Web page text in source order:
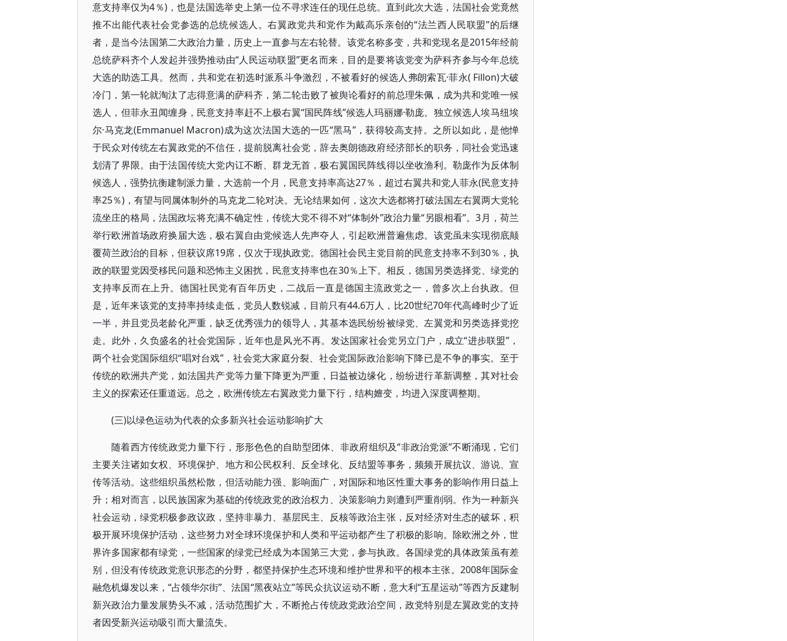
意支持率仅为4％)，也是法国选举史上第一位不寻求连任的现任总统。直到此次大选，法国社会党竟然
推不出能代表社会党参选的总统候选人。右翼政党共和党作为戴高乐亲创的“法兰西人民联盟”的后继
者，是当今法国第二大政治力量，历史上一直参与左右轮替。该党名称多变，共和党现名是2015年经前
总统萨科齐个人发起并强势推动由“人民运动联盟”更名而来，目的是要将该党变为萨科齐参与今年总统
大选的助选工具。然而，共和党在初选时派系斗争激烈，不被看好的候选人弗朗索瓦·菲永( Fillon)大破
冷门，第一轮就淘汰了志得意满的萨科齐，第二轮击败了被舆论看好的前总理朱佩，成为共和党唯一候
选人，但菲永丑闻缠身，民意支持率赶不上极右翼“国民阵线”候选人玛丽娜·勒庞。独立候选人埃马纽埃
尔·马克龙(Emmanuel Macron)成为这次法国大选的一匹“黑马”，获得较高支持。之所以如此，是他惮
于民众对传统左右翼政党的不信任，提前脱离社会党，辞去奥朗德政府经济部长的职务，同社会党迅速
划清了界限。由于法国传统大党内讧不断、群龙无首，极右翼国民阵线得以坐收渔利。勒庞作为反体制
候选人，强势抗衡建制派力量，大选前一个月，民意支持率高达27％，超过右翼共和党人菲永(民意支持
率25％)，有望与同属体制外的马克龙二轮对决。无论结果如何，这次大选都将打破法国左右翼两大党轮
流坐庄的格局，法国政坛将充满不确定性，传统大党不得不对“体制外”政治力量“另眼相看”。3月，荷兰
举行欧洲首场政府换届大选，极右翼自由党候选人先声夺人，引起欧洲普遍焦虑。该党虽未实现彻底颠
覆荷兰政治的目标，但获议席19席，仅次于现执政党。德国社会民主党目前的民意支持率不到30％，执
政的联盟党因受移民问题和恐怖主义困扰，民意支持率也在30％上下。相反，德国另类选择党、绿党的
支持率反而在上升。德国社民党有百年历史，二战后一直是德国主流政党之一，曾多次上台执政。但
是，近年来该党的支持率持续走低，党员人数锐减，目前只有44.6万人，比20世纪70年代高峰时少了近
一半，并且党员老龄化严重，缺乏优秀强力的领导人，其基本选民纷纷被绿党、左翼党和另类选择党挖
走。此外，久负盛名的社会党国际，近年也是风光不再。发达国家社会党另立门户，成立“进步联盟”，
两个社会党国际组织“唱对台戏”，社会党大家庭分裂、社会党国际政治影响下降已是不争的事实。至于
传统的欧洲共产党，如法国共产党等力量下降更为严重，日益被边缘化，纷纷进行革新调整，其对社会
主义的探索还任重道远。总之，欧洲传统左右翼政党力量下行，结构嬗变，均进入深度调整期。
(三)以绿色运动为代表的众多新兴社会运动影响扩大
随着西方传统政党力量下行，形形色色的自助型团体、非政府组织及“非政治党派”不断涌现，它们
主要关注诸如女权、环境保护、地方和公民权利、反全球化、反结盟等事务，频频开展抗议、游说、宣
传等活动。这些组织虽然松散，但活动能力强、影响面广，对国际和地区性重大事务的影响作用日益上
升；相对而言，以民族国家为基础的传统政党的政治权力、决策影响力则遭到严重削弱。作为一种新兴
社会运动，绿党积极参政议政，坚持非暴力、基层民主、反核等政治主张，反对经济对生态的破坏，积
极开展环境保护活动，这些努力对全球环境保护和人类和平运动都产生了积极的影响。除欧洲之外，世
界许多国家都有绿党，一些国家的绿党已经成为本国第三大党，参与执政。各国绿党的具体政策虽有差
别，但没有传统政党意识形态的分野，都坚持保护生态环境和维护世界和平的根本主张。2008年国际金
融危机爆发以来，“占领华尔街”、法国“黑夜站立”等民众抗议运动不断，意大利“五星运动”等西方反建制
新兴政治力量发展势头不减，活动范围扩大，不断抢占传统政党政治空间，政党特别是左翼政党的支持
者因受新兴运动吸引而大量流失。